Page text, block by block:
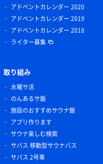
アドベントカレンダー 2020
アドベントカレンダー 2019
アドベントカレンダー 2018
ライター募集
取り組み
水曜サ活
のんあるサ飯
施設のおすすめサウナ飯
アプリ作ります
サウナ楽しむ検索
サバス 移動型サウナバス
サバス 2号車